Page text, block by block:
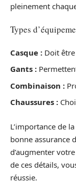
pleinement
Types
Casque : Doit
Gants :
Combinaison :
Chaussures :
L’importance de
bonne assurance
d’augmenter
de ces détails,
réussie.